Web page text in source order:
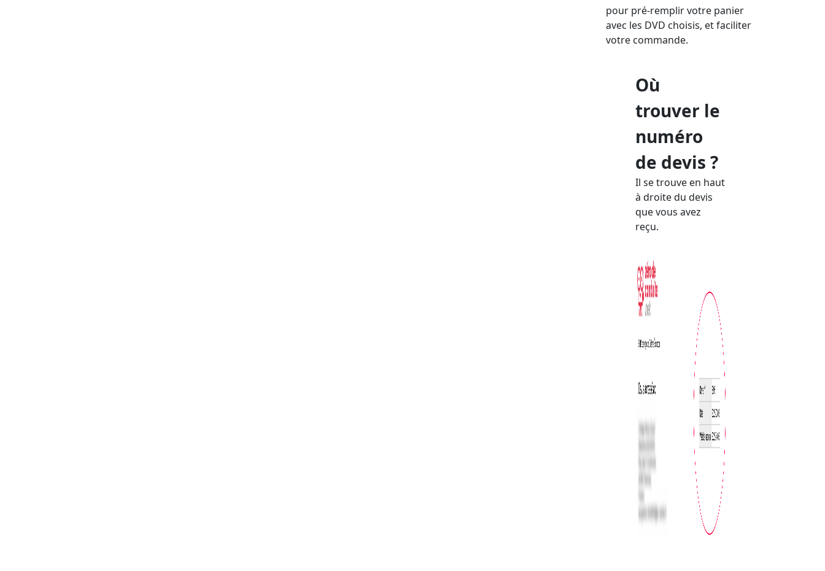
pour pré-remplir votre panier
avec les DVD choisis, et faciliter
votre commande.
Où
trouver le
numéro
de devis ?
Il se trouve en haut
à droite du devis
que vous avez
reçu.